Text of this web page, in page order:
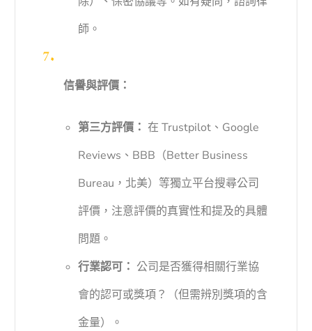
師。
信譽與評價：
第三方評價： 在 Trustpilot、Google
Reviews、BBB（Better Business
Bureau，北美）等獨立平台搜尋公司
評價，注意評價的真實性和提及的具體
問題。
行業認可： 公司是否獲得相關行業協
會的認可或獎項？（但需辨別獎項的含
金量）。